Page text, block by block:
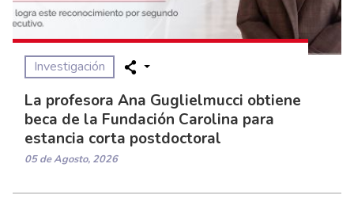
Investigación
La profesora Ana Guglielmucci obtiene
beca de la Fundación Carolina para
estancia corta postdoctoral
05 de Agosto, 2026